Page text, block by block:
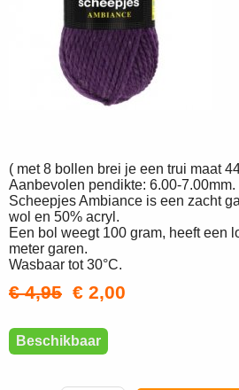
( met 8 bollen brei je een trui maat
Aanbevolen pendikte: 6.00-7.00mm.
Scheepjes Ambiance is een zacht
wol en 50% acryl.
Een bol weegt 100 gram, heeft een
meter garen.
Wasbaar tot 30°C.
€ 4,95 € 2,00
Beschikbaar